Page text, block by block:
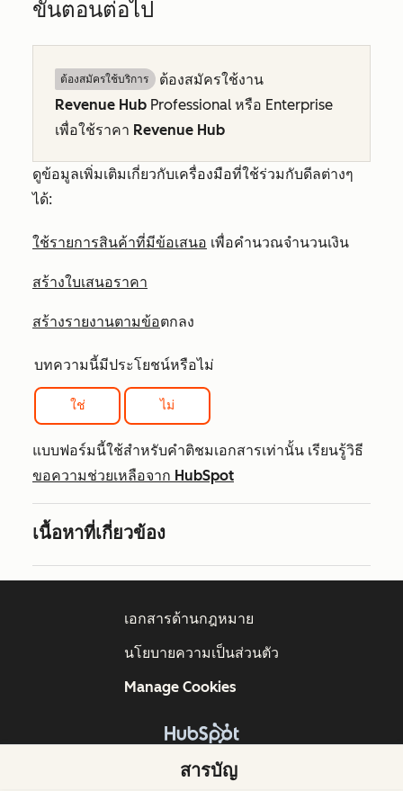
ขั้นตอนต่อไป
ต้องสมัครใช้บริการ
ต้องสมัครใช้งาน
Revenue Hub Professional หรือ Enterprise
เพื่อใช้ราคา Revenue Hub
ดูข้อมูลเพิ่มเติมเกี่ยวกับเครื่องมือที่ใช้ร่วมกับดีลต่างๆ
ได้:
ใช้รายการสินค้าที่มีข้อเสนอ เพื่อคำนวณจำนวนเงิน
สร้างใบเสนอราคา
สร้างรายงานตามข้อตกลง
บทความนี้มีประโยชน์หรือไม่
ใช่ ไม่
แบบฟอร์มนี้ใช้สำหรับคำติชมเอกสารเท่านั้น เรียนรู้วิธี
ขอความช่วยเหลือจาก HubSpot
เนื้อหาที่เกี่ยวข้อง
สารบัญ
ลิขสิทธิ์ © 2026 HubSpot, Inc.
เอกสารด้านกฎหมาย
นโยบายความเป็นส่วนตัว
Manage Cookies